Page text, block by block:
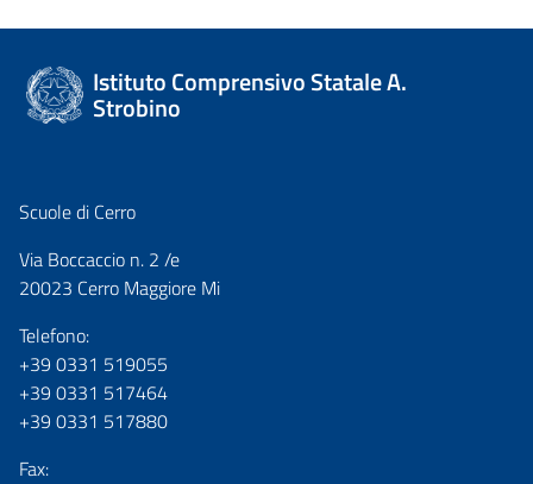
Istituto Comprensivo Statale A.
Strobino
Scuole di Cerro
Via Boccaccio n. 2 /e
20023 Cerro Maggiore Mi
Telefono:
+39 0331 519055
+39 0331 517464
+39 0331 517880
Fax: